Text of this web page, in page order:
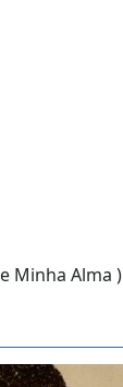
Minha Alma )